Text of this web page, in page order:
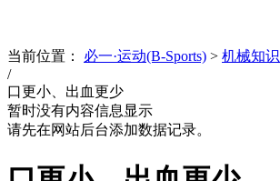
当前位置： 必一·运动(B-Sports) > 机械知识
/
口更小、出血更少
暂时没有内容信息显示
请先在网站后台添加数据记录。